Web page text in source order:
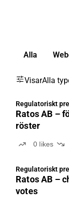
Alla
VisarAlla
Regulatoriskt
Ratos AB –
röster
0 likes
Regulatoriskt
Ratos AB –
votes